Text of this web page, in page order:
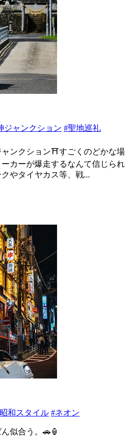
ジャンクション #聖地巡礼
ンクション⛩️すごくのどかな場
カーが爆走するなんて信じられ
やタイヤカス等、戦...
和スタイル #ネオン
似合う。🚗🏮